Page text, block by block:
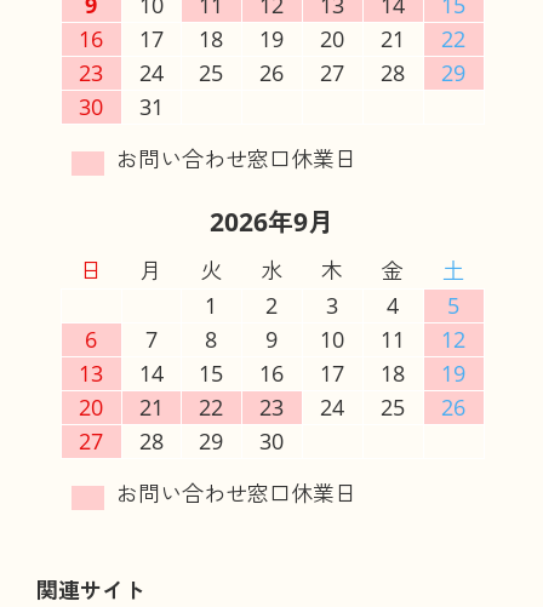
16
17 18 19 20 21
22
23
24 25 26 27 28
29
30
31
2026年9月
日 月 火 水 木 金
土
1
2 3 4
5
6
7 8 9 10 11
12
13
14 15 16 17 18
19
20
21 22 23 24 25
26
27
28 29 30
関連サイト